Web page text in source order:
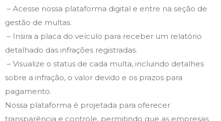
– Acesse nossa plataforma digital e entre na seção de
gestão de multas.
– Insira a placa do veículo para receber um relatório
detalhado das infrações registradas.
– Visualize o status de cada multa, incluindo detalhes
sobre a infração, o valor devido e os prazos para
pagamento.
Nossa plataforma é projetada para oferecer
transparência e controle, permitindo que as empresas